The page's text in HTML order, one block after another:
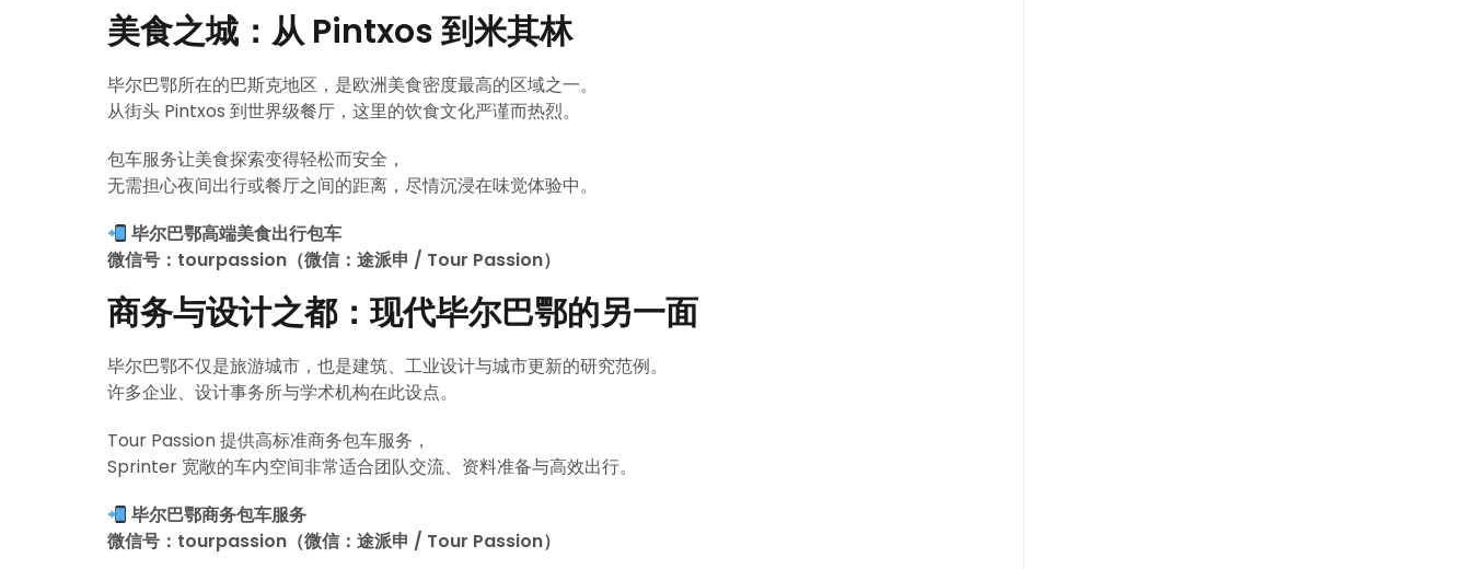
美食之城：从 Pintxos 到米其林
毕尔巴鄂所在的巴斯克地区，是欧洲美食密度最高的区域之一。
从街头 Pintxos 到世界级餐厅，这里的饮食文化严谨而热烈。
包车服务让美食探索变得轻松而安全，
无需担心夜间出行或餐厅之间的距离，尽情沉浸在味觉体验中。
毕尔巴鄂高端美食出行包车
微信号：tourpassion（微信：途派申 / Tour Passion）
商务与设计之都：现代毕尔巴鄂的另一面
毕尔巴鄂不仅是旅游城市，也是建筑、工业设计与城市更新的研究范例。
许多企业、设计事务所与学术机构在此设点。
Tour Passion 提供高标准商务包车服务，
Sprinter 宽敞的车内空间非常适合团队交流、资料准备与高效出行。
毕尔巴鄂商务包车服务
微信号：tourpassion（微信：途派申 / Tour Passion）